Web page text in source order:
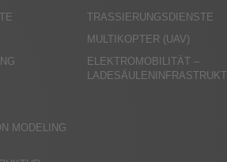
MODELING
TRASSIERUNGSDIENSTE
MULTIKOPTER (UAV)
ELEKTROMOBILITÄT –